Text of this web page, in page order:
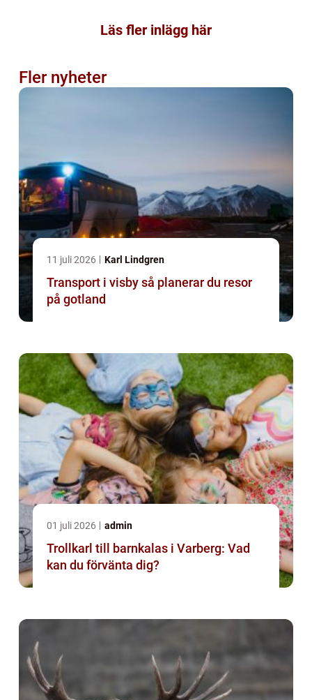
Läs fler inlägg här
Fler nyheter
11 juli 2026 Karl Lindgren
Transport i visby så planerar du resor
på gotland
01 juli 2026 admin
Trollkarl till barnkalas i Varberg: Vad
kan du förvänta dig?